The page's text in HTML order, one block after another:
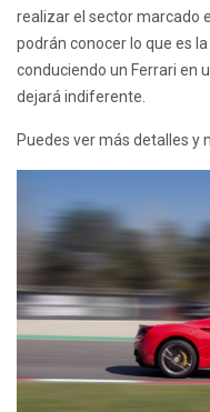
realizar el sector marcado
podrán conocer lo que es
conduciendo un Ferrari en
dejará indiferente.
Puedes ver más detalles y